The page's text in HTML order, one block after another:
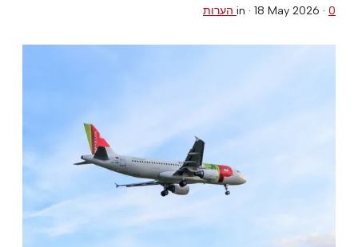
in · 18 May 2026 · 0 הערות